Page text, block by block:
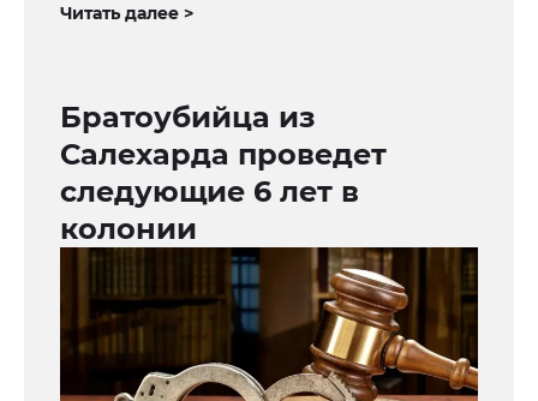
Читать далее >
Братоубийца из
Салехарда проведет
следующие 6 лет в
колонии